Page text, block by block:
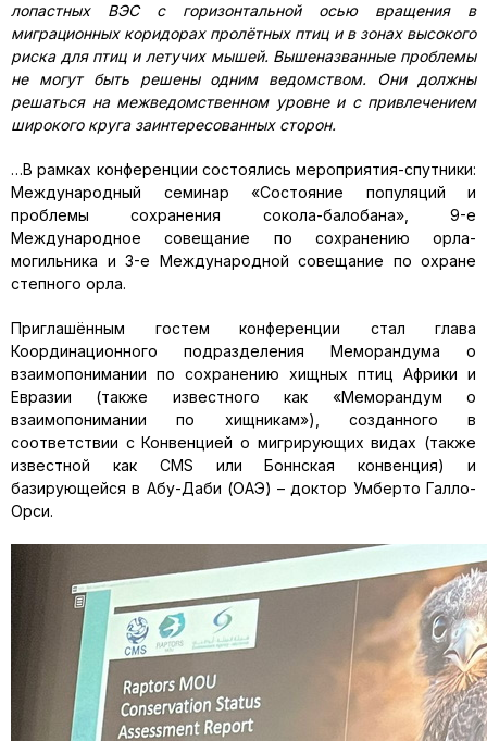
лопастных ВЭС с горизонтальной осью вращения в
миграционных коридорах пролётных птиц и в зонах высокого
риска для птиц и летучих мышей. Вышеназванные проблемы
не могут быть решены одним ведомством. Они должны
решаться на межведомственном уровне и с привлечением
широкого круга заинтересованных сторон.
…В рамках конференции состоялись мероприятия-спутники:
Международный семинар «Состояние популяций и
проблемы сохранения сокола-балобана», 9-е
Международное совещание по сохранению орла-
могильника и 3-е Международной совещание по охране
степного орла.
Приглашённым гостем конференции стал глава
Координационного подразделения Меморандума о
взаимопонимании по сохранению хищных птиц Африки и
Евразии (также известного как «Меморандум о
взаимопонимании по хищникам»), созданного в
соответствии с Конвенцией о мигрирующих видах (также
известной как CMS или Боннская конвенция) и
базирующейся в Абу-Даби (ОАЭ) – доктор Умберто Галло-
Орси.